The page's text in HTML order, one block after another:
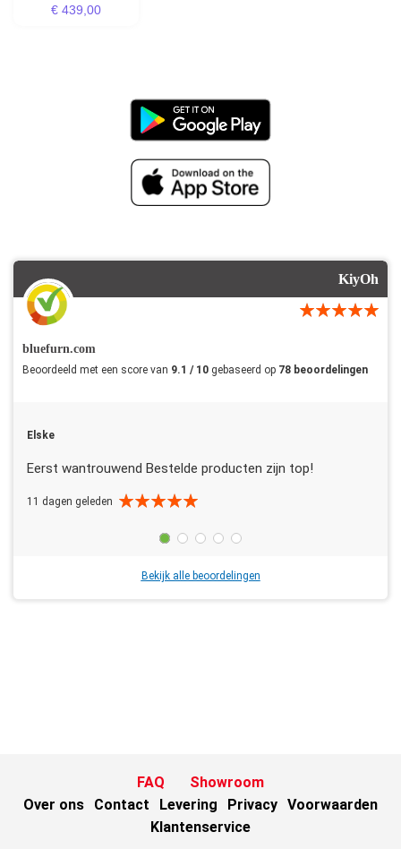
€ 439,00
KiyOh
bluefurn.com
Beoordeeld met een score van 9.1 / 10 gebaseerd op 78 beoordelingen
Elske
Eerst wantrouwend Bestelde producten zijn top!
11 dagen geleden
Bekijk alle beoordelingen
FAQ
Showroom
Over ons
Contact Levering Privacy Voorwaarden
Klantenservice